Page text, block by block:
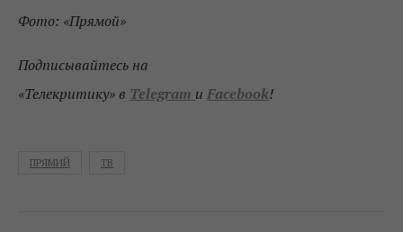
Фото: «Прямой»
Подписывайтесь на
«Телекритику»в Telegram и Facebook!
ПРЯМИЙ ТВ